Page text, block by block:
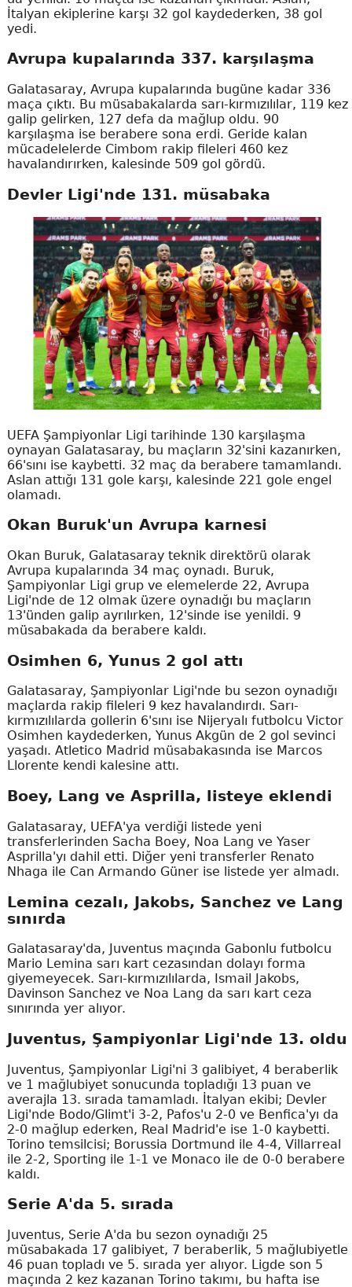
İtalyan ekiplerine karşı 32 gol kaydederken, 38 gol
yedi.
Avrupa kupalarında 337. karşılaşma
Galatasaray, Avrupa kupalarında bugüne kadar 336
maça çıktı. Bu müsabakalarda sarı-kırmızılılar, 119 kez
galip gelirken, 127 defa da mağlup oldu. 90
karşılaşma ise berabere sona erdi. Geride kalan
mücadelelerde Cimbom rakip fileleri 460 kez
havalandırırken, kalesinde 509 gol gördü.
Devler Ligi'nde 131. müsabaka
UEFA Şampiyonlar Ligi tarihinde 130 karşılaşma
oynayan Galatasaray, bu maçların 32'sini kazanırken,
66'sını ise kaybetti. 32 maç da berabere tamamlandı.
Aslan attığı 131 gole karşı, kalesinde 221 gole engel
olamadı.
Okan Buruk'un Avrupa karnesi
Okan Buruk, Galatasaray teknik direktörü olarak
Avrupa kupalarında 34 maç oynadı. Buruk,
Şampiyonlar Ligi grup ve elemelerde 22, Avrupa
Ligi'nde de 12 olmak üzere oynadığı bu maçların
13'ünden galip ayrılırken, 12'sinde ise yenildi. 9
müsabakada da berabere kaldı.
Osimhen 6, Yunus 2 gol attı
Galatasaray, Şampiyonlar Ligi'nde bu sezon oynadığı
maçlarda rakip fileleri 9 kez havalandırdı. Sarı-
kırmızılılarda gollerin 6'sını ise Nijeryalı futbolcu Victor
Osimhen kaydederken, Yunus Akgün de 2 gol sevinci
yaşadı. Atletico Madrid müsabakasında ise Marcos
Llorente kendi kalesine attı.
Boey, Lang ve Asprilla, listeye eklendi
Galatasaray, UEFA'ya verdiği listede yeni
transferlerinden Sacha Boey, Noa Lang ve Yaser
Asprilla'yı dahil etti. Diğer yeni transferler Renato
Nhaga ile Can Armando Güner ise listede yer almadı.
Lemina cezalı, Jakobs, Sanchez ve Lang
sınırda
Galatasaray'da, Juventus maçında Gabonlu futbolcu
Mario Lemina sarı kart cezasından dolayı forma
giyemeyecek. Sarı-kırmızılılarda, Ismail Jakobs,
Davinson Sanchez ve Noa Lang da sarı kart ceza
sınırında yer alıyor.
Juventus, Şampiyonlar Ligi'nde 13. oldu
Juventus, Şampiyonlar Ligi'ni 3 galibiyet, 4 beraberlik
ve 1 mağlubiyet sonucunda topladığı 13 puan ve
averajla 13. sırada tamamladı. İtalyan ekibi; Devler
Ligi'nde Bodo/Glimt'i 3-2, Pafos'u 2-0 ve Benfica'yı da
2-0 mağlup ederken, Real Madrid'e ise 1-0 kaybetti.
Torino temsilcisi; Borussia Dortmund ile 4-4, Villarreal
ile 2-2, Sporting ile 1-1 ve Monaco ile de 0-0 berabere
kaldı.
Serie A'da 5. sırada
Juventus, Serie A'da bu sezon oynadığı 25
müsabakada 17 galibiyet, 7 beraberlik, 5 mağlubiyetle
46 puan topladı ve 5. sırada yer alıyor. Ligde son 5
maçında 2 kez kazanan Torino takımı, bu hafta ise